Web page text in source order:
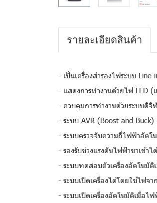
รายละเอียดสินค้า
- เป็นเครื่องสำรองไฟระบบ
- แสดงการทำงานด้วยไฟ LED
- ควบคุมการทำงานด้วยระบบดิจิ
- ระบบ AVR (Boost and
- ระบบตรวจจับความถี่ไฟฟ้าอัตโ
- รองรับช่วงแรงดันไฟฟ้าขาเข้าไ
- ระบบทดสอบตัวเครื่องอัตโนมัติ
- ระบบเปิดเครื่องได้โดยใช้ไฟจ
- ระบบเปิดเครื่องอัตโนมัติเมื่อ